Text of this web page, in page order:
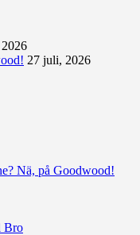
27 juli, 2026
Nä, på Goodwood!
Bro